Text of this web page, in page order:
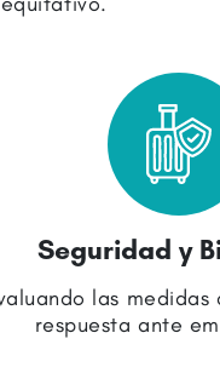
Seguridad y
las
respuesta ante